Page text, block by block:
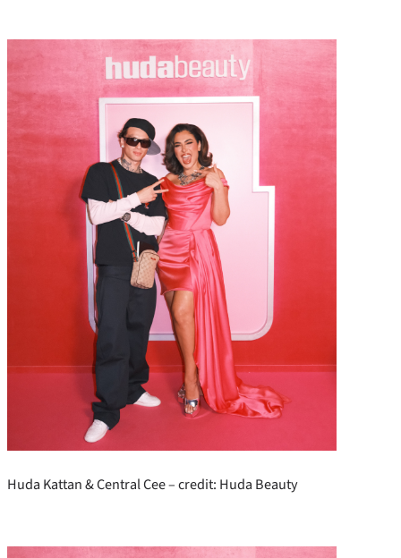
Huda Kattan & Central Cee – credit: Huda Beauty